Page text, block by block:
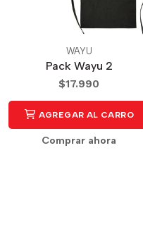
WAYU
Pack Wayu 2
$17.990
AGREGAR AL CARRO
Comprar ahora